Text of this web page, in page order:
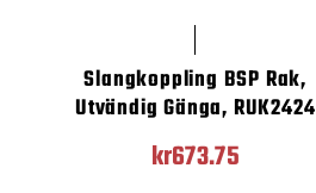
Slangkoppling BSP Rak,
Utvändig Gänga, RUK2424
kr673.75